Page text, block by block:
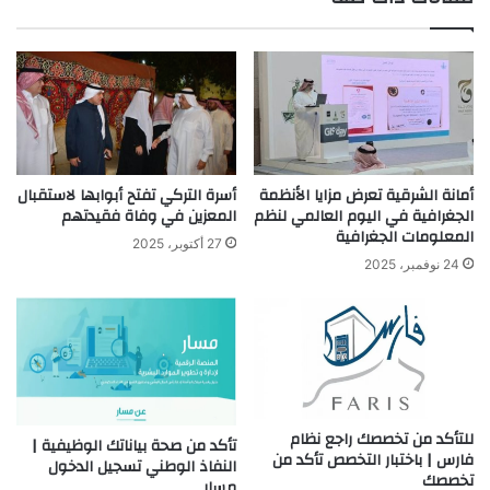
أمانة الشرقية تعرض مزايا الأنظمة
الجغرافية في اليوم العالمي لنظم
المعلومات الجغرافية
24 نوفمبر، 2025
أسرة التركي تفتح أبوابها لاستقبال
المعزين في وفاة فقيدتهم
27 أكتوبر، 2025
للتأكد من تخصصك راجع نظام
فارس | باختبار التخصص تأكد من
تخصصك
تأكد من صحة بياناتك الوظيفية |
النفاذ الوطني تسجيل الدخول